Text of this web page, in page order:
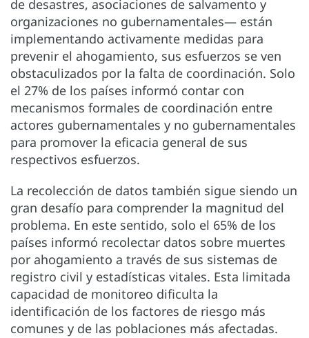
de desastres, asociaciones de salvamento y
organizaciones no gubernamentales— están
implementando activamente medidas para
prevenir el ahogamiento, sus esfuerzos se ven
obstaculizados por la falta de coordinación. Solo
el 27% de los países informó contar con
mecanismos formales de coordinación entre
actores gubernamentales y no gubernamentales
para promover la eficacia general de sus
respectivos esfuerzos.
La recolección de datos también sigue siendo un
gran desafío para comprender la magnitud del
problema. En este sentido, solo el 65% de los
países informó recolectar datos sobre muertes
por ahogamiento a través de sus sistemas de
registro civil y estadísticas vitales. Esta limitada
capacidad de monitoreo dificulta la
identificación de los factores de riesgo más
comunes y de las poblaciones más afectadas.